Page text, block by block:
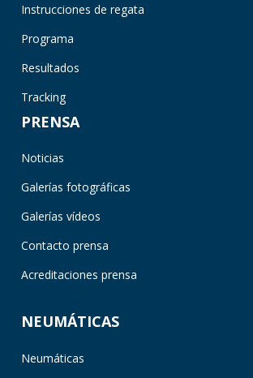
Instrucciones de regata
Programa
Resultados
Tracking
PRENSA
Noticias
Galerías fotográficas
Galerías vídeos
Contacto prensa
Acreditaciones prensa
NEUMÁTICAS
Neumáticas